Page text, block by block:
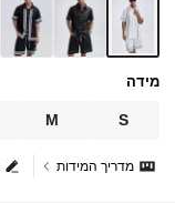
מידה
S
M
מדריך המידות